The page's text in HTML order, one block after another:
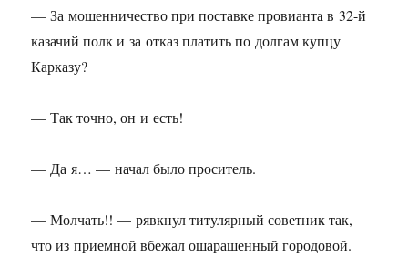
— За мошенничество при поставке провианта в 32-й
казачий полк и за отказ платить по долгам купцу
Карказу?
— Так точно, он и есть!
— Да я… — начал было проситель.
— Молчать!! — рявкнул титулярный советник так,
что из приемной вбежал ошарашенный городовой.